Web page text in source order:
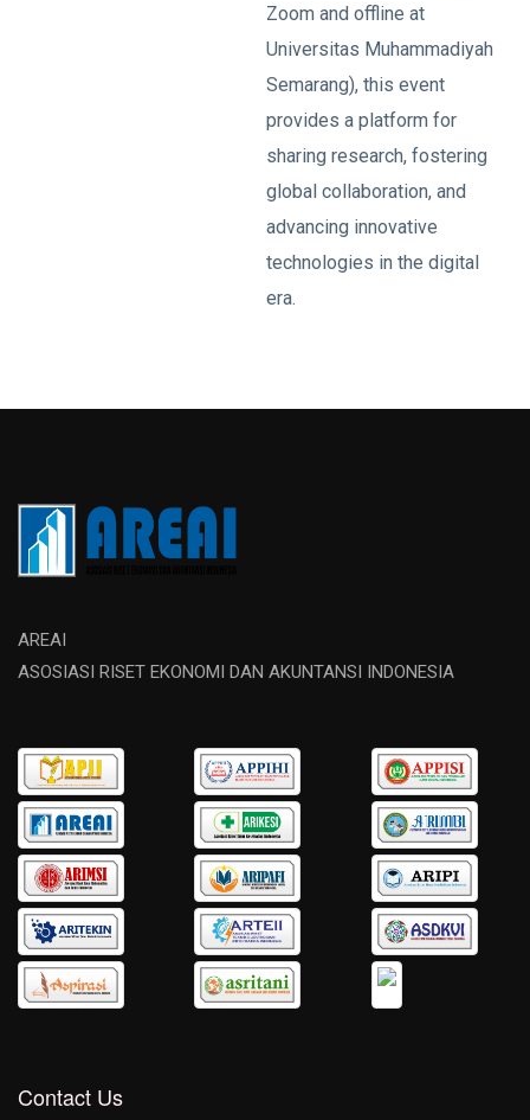
Zoom and offline at
Universitas Muhammadiyah
Semarang), this event
provides a platform for
sharing research, fostering
global collaboration, and
advancing innovative
technologies in the digital
era.
AREAI
ASOSIASI RISET EKONOMI DAN AKUNTANSI INDONESIA
Contact Us